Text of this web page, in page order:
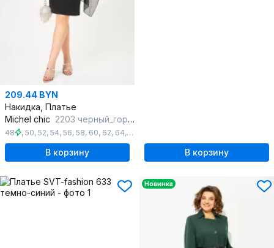
209.44 BYN
Накидка, Платье
Michel chic 2203 черный_горох
48 , 50, 52, 54, 56, 58, 60, 62, 64, 66
В корзину В корзину
Новинка